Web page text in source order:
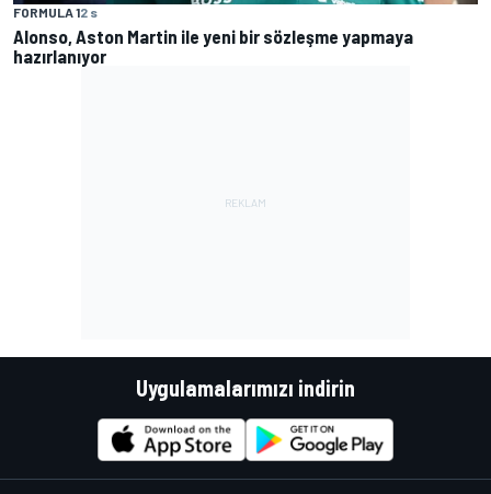
FORMULA 12 s
Alonso, Aston Martin ile yeni bir sözleşme yapmaya
hazırlanıyor
Uygulamalarımızı indirin